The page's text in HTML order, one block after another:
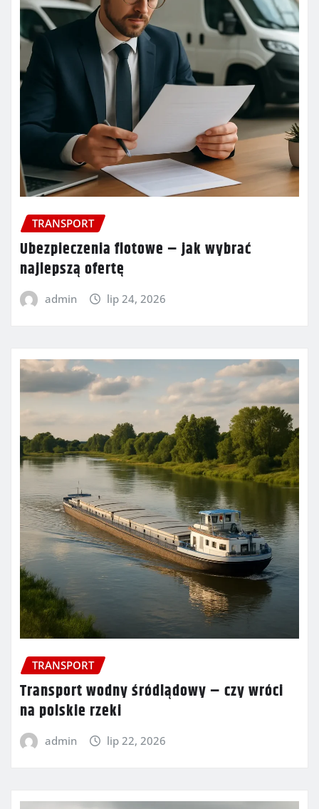
TRANSPORT
Ubezpieczenia flotowe – jak wybrać
najlepszą ofertę
admin lip 24, 2026
TRANSPORT
Transport wodny śródlądowy – czy wróci
na polskie rzeki
admin lip 22, 2026